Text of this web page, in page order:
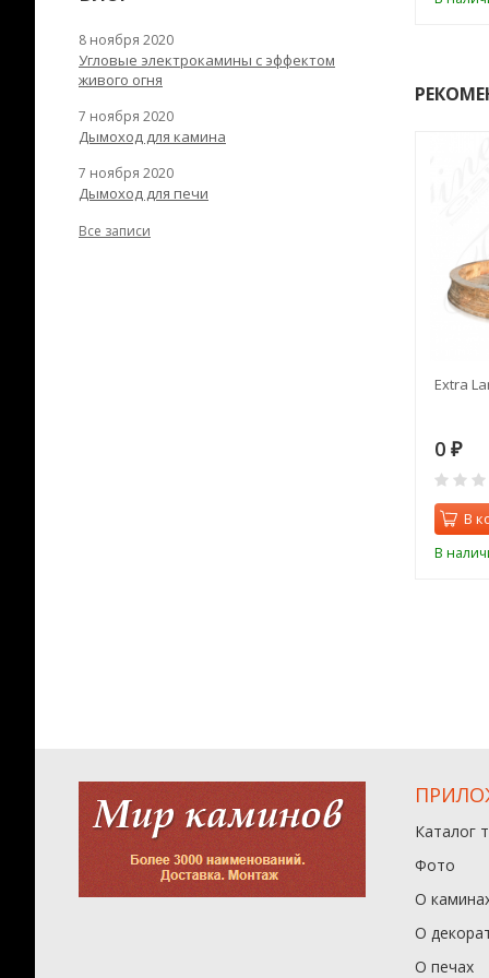
Extra
0 ₽
В
В
8 ноября 2020
Угловые электрокамины с эффектом
живого огня
7 ноября 2020
Дымоход для камина
7 ноября 2020
Дымоход для печи
Все записи
Каталог
Фото
О
О
О печах